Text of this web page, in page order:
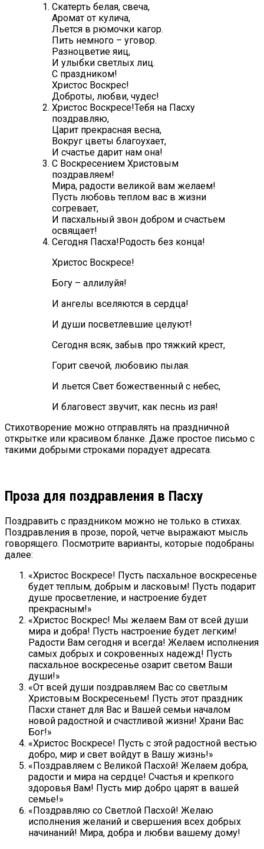
Скатерть белая, свеча,
Аромат от кулича,
Льется в рюмочки кагор.
Пить немного – уговор.
Разноцветие яиц,
И улыбки светлых лиц.
С праздником!
Христос Воскрес!
Доброты, любви, чудес!
Христос Воскресе!Тебя на Пасху
поздравляю,
Царит прекрасная весна,
Вокруг цветы благоухает,
И счастье дарит нам она!
С Воскресением Христовым
поздравляем!
Мира, радости великой вам желаем!
Пусть любовь теплом вас в жизни
согревает,
И пасхальный звон добром и счастьем
освящает!
Сегодня Пасха!Родость без конца!
Христос Воскресе!
Богу – аллилуйя!
И ангелы вселяются в сердца!
И души посветлевшие целуют!
Сегодня всяк, забыв про тяжкий крест,
Горит свечой, любовию пылая.
И льется Свет божественный с небес,
И благовест звучит, как песнь из рая!
Стихотворение можно отправлять на праздничной
открытке или красивом бланке. Даже простое письмо с
такими добрыми строками порадует адресата.
Проза для поздравления в Пасху
Поздравить с праздником можно не только в стихах.
Поздравления в прозе, порой, четче выражают мысль
говорящего. Посмотрите варианты, которые подобраны
далее:
«Христос Воскресе! Пусть пасхальное воскресенье
будет теплым, добрым и ласковым! Пусть подарит
душе просветление, и настроение будет
прекрасным!»
«Христос Воскрес! Мы желаем Вам от всей души
мира и добра! Пусть настроение будет легким!
Радости Вам сегодня и всегда! Желаем исполнения
самых добрых и сокровенных надежд! Пусть
пасхальное воскресенье озарит светом Ваши
души!»
«От всей души поздравляем Вас со светлым
Христовым Воскресеньем! Пусть этот праздник
Пасхи станет для Вас и Вашей семьи началом
новой радостной и счастливой жизни! Храни Вас
Бог!»
«Христос Воскресе! Пусть с этой радостной вестью
добро, мир и свет войдут в Вашу жизнь!»
«Поздравляем с Великой Пасхой! Желаем добра,
радости и мира на сердце! Счастья и крепкого
здоровья Вам! Пусть мир добро царят в вашей
семье!»
«Поздравляю со Светлой Пасхой! Желаю
исполнения желаний и свершения всех добрых
начинаний! Мира, добра и любви вашему дому!